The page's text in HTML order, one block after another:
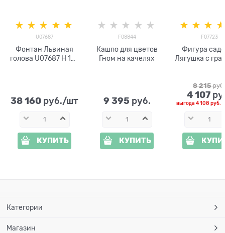
U07687
Фонтан Львиная
голова U07687 H 147
38 160 руб./шт
КУПИТЬ
F08844
Кашпо для цветов
Гном на качелях
9 395 руб.
КУПИТЬ
F07723
Фигура
Лягушка с
8 215
4 107
выгода 4 108 руб.
Категории
Магазин